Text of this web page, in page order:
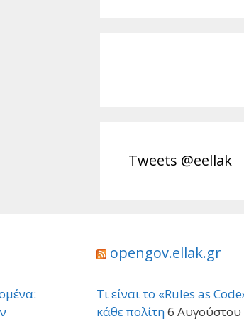
Tweets @eellak
opengov.ellak.gr
Τι είναι το «Rules as
κάθε πολίτη6 Αυγούστου